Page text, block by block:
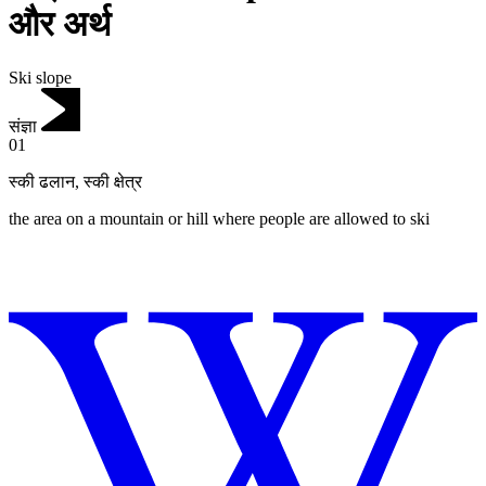
और अर्थ
Ski slope
संज्ञा
01
स्की ढलान,स्की क्षेत्र
the area on a mountain or hill where people are allowed to ski